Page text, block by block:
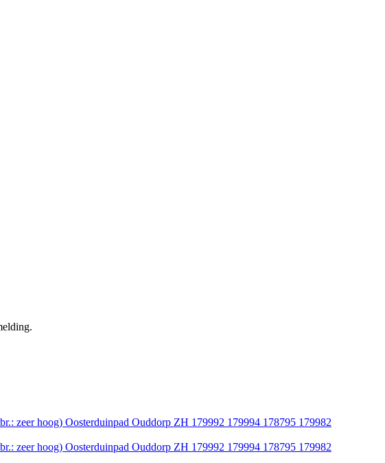
zeer hoog) Oosterduinpad Ouddorp ZH 179992 179994 178795 179982
zeer hoog) Oosterduinpad Ouddorp ZH 179992 179994 178795 179982